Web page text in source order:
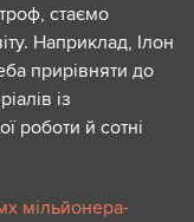
стаємо
Наприклад, Ілон
прирівняти до
із
роботи й сотні
мільйонера-